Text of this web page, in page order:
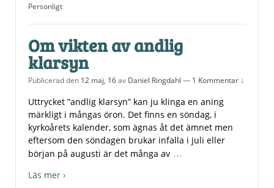
Personligt
Om vikten av andlig
klarsyn
Publicerad den 12 maj, 16av Daniel Ringdahl — 1 Kommentar ↓
Uttrycket ”andlig klarsyn” kan ju klinga en aning
märkligt i mångas öron. Det finns en söndag, i
kyrkoårets kalender, som ägnas åt det ämnet men
eftersom den söndagen brukar infalla i juli eller
början på augusti är det många av …
Läs mer ›